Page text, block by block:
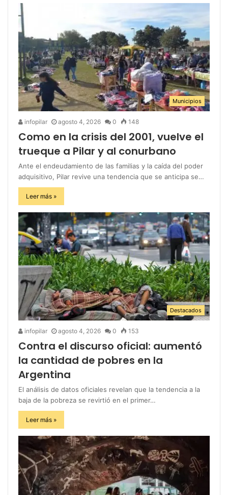
Municipios
infopilar agosto 4, 2026 0 148
Como en la crisis del 2001, vuelve el
trueque a Pilar y al conurbano
Ante el endeudamiento de las familias y la caída del poder
adquisitivo, Pilar revive una tendencia que se anticipa se…
Leer más »
Destacados
infopilar agosto 4, 2026 0 153
Contra el discurso oficial: aumentó
la cantidad de pobres en la
Argentina
El análisis de datos oficiales revelan que la tendencia a la
baja de la pobreza se revirtió en el primer…
Leer más »